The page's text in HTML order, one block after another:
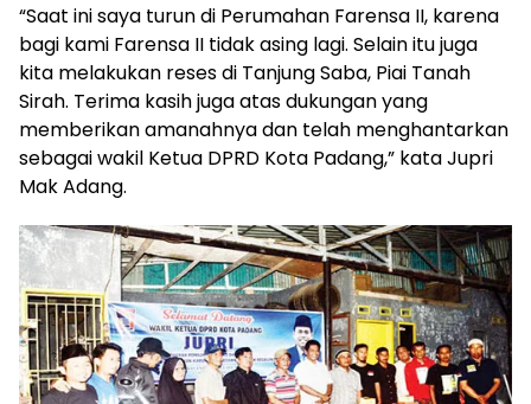
“Saat ini saya turun di Perumahan Farensa II, karena
bagi kami Farensa II tidak asing lagi. Selain itu juga
kita melakukan reses di Tanjung Saba, Piai Tanah
Sirah. Terima kasih juga atas dukungan yang
memberikan amanahnya dan telah menghantarkan
sebagai wakil Ketua DPRD Kota Padang,” kata Jupri
Mak Adang.